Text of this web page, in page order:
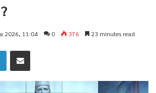
2026, 11:04 0 376 23 minutes read